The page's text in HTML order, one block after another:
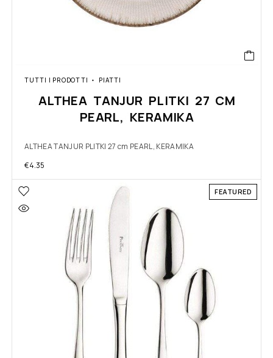
TUTTI I PRODOTTI PIATTI
ALTHEA TANJUR PLITKI 27 CM
PEARL, KERAMIKA
ALTHEA TANJUR PLITKI 27 cm PEARL, KERAMIKA
€4.35
FEATURED